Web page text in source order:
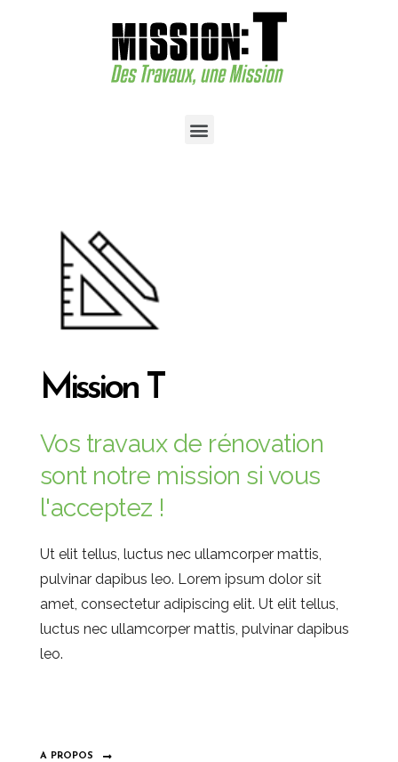
Mission T
Vos travaux de rénovation
sont notre mission si vous
l'acceptez !
Ut elit tellus, luctus nec ullamcorper mattis,
pulvinar dapibus leo. Lorem ipsum dolor sit
amet, consectetur adipiscing elit. Ut elit tellus,
luctus nec ullamcorper mattis, pulvinar dapibus
leo.
A PROPOS